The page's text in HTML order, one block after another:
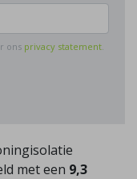
ons privacy statement.
met een 9,3